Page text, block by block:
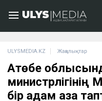
ULYSMEDIA.KZ Жаңалықтар
Ақтөбе
министрлігінің
бір адам қаза